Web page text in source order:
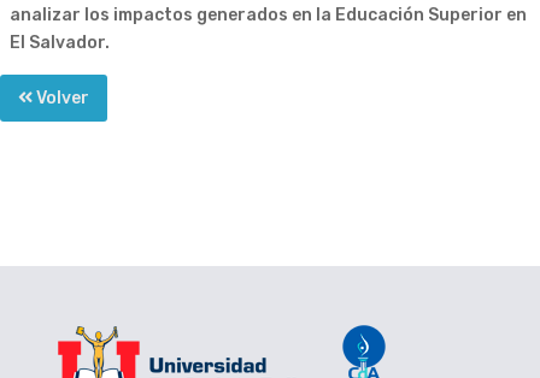
analizar los impactos generados en la Educación Superior en
El Salvador.
Volver